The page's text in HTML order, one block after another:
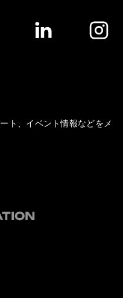
LinkedIn
ト、イベント情報などをメ